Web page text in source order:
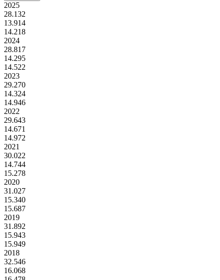
2025
28.132
13.914
14.218
2024
28.817
14.295
14.522
2023
29.270
14.324
14.946
2022
29.643
14.671
14.972
2021
30.022
14.744
15.278
2020
31.027
15.340
15.687
2019
31.892
15.943
15.949
2018
32.546
16.068